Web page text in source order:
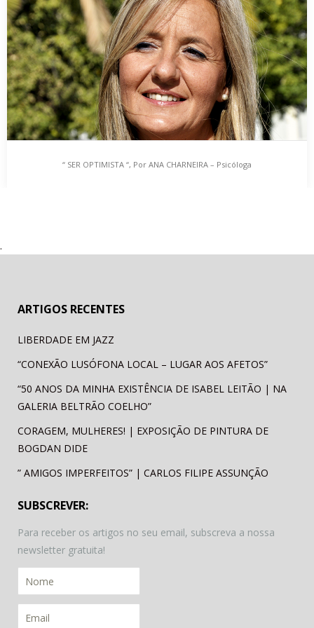
Aprender a ser positivo e a encarar a vida com otimismo é um
grande desafio, pois…
“ SER OPTIMISTA “, Por ANA CHARNEIRA – Psicóloga
.
ARTIGOS RECENTES
LIBERDADE EM JAZZ
“CONEXÃO LUSÓFONA LOCAL – LUGAR AOS AFETOS”
“50 ANOS DA MINHA EXISTÊNCIA DE ISABEL LEITÃO | NA
GALERIA BELTRÃO COELHO”
CORAGEM, MULHERES! | EXPOSIÇÃO DE PINTURA DE
BOGDAN DIDE
” AMIGOS IMPERFEITOS” | CARLOS FILIPE ASSUNÇÃO
SUBSCREVER:
Para receber os artigos no seu email, subscreva a nossa
newsletter gratuita!